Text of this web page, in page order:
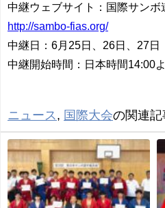
中継ウェブサイト：国際サンボ
http://sambo-fias.org/
中継日：6月25日、26日、27日
中継開始時間：日本時間14:00
ニュース , 国際大会の関連記